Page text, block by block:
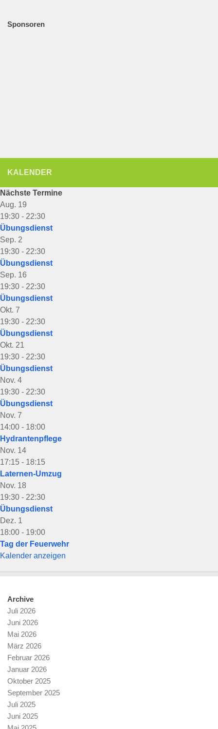
Sponsoren
KALENDER
Nächste Termine
Aug. 19
19:30 - 22:30
Übungsdienst
Sep. 2
19:30 - 22:30
Übungsdienst
Sep. 16
19:30 - 22:30
Übungsdienst
Okt. 7
19:30 - 22:30
Übungsdienst
Okt. 21
19:30 - 22:30
Übungsdienst
Nov. 4
19:30 - 22:30
Übungsdienst
Nov. 7
14:00 - 18:00
Hydrantenpflege
Nov. 14
17:15 - 18:15
Laternen-Umzug
Nov. 18
19:30 - 22:30
Übungsdienst
Dez. 1
18:00 - 19:00
Tag der Feuerwehr
Kalender anzeigen
Archive
Juli 2026
Juni 2026
Mai 2026
März 2026
Februar 2026
Januar 2026
Oktober 2025
September 2025
Juli 2025
Juni 2025